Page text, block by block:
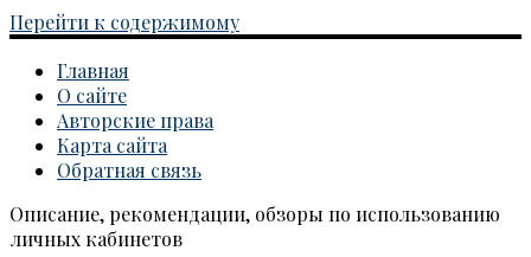
Перейти к содержимому
Главная
О сайте
Авторские права
Карта сайта
Обратная связь
Каталог личных кабинетов
Описание, рекомендации, обзоры по использованию
личных кабинетов